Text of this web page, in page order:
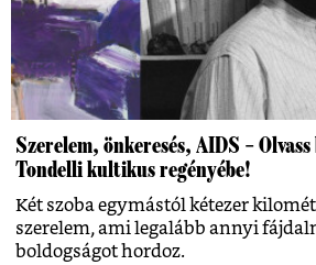
Szerelem, önkeresés, AIDS –
Tondelli kultikus regényébe!
Két szoba egymástól kétezer
szerelem, ami legalább annyi
boldogságot hordoz.